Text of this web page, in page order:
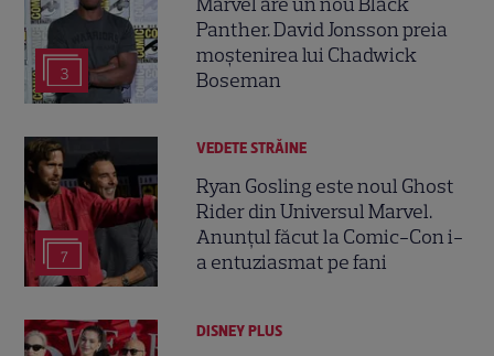
3
Panther. David Jonsson preia
moștenirea lui Chadwick
Boseman
7
VEDETE STRĂINE
Ryan Gosling este noul Ghost
Rider din Universul Marvel.
Anunțul făcut la Comic-Con i-
a entuziasmat pe fani
DISNEY PLUS